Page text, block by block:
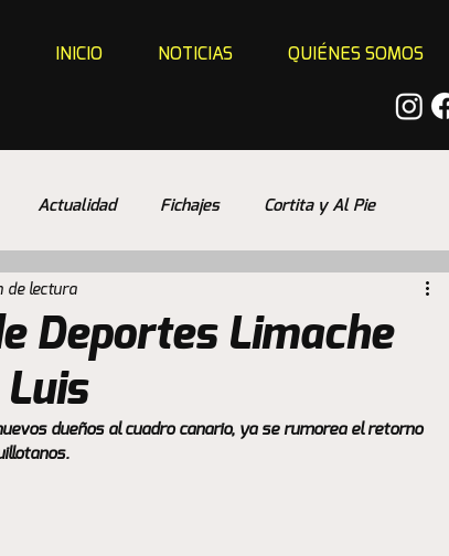
INICIO NOTICIAS QUIÉNES SOMOS
Actualidad Fichajes Cortita y Al Pie
Deportes Limache
de lectura
dueños al cuadro canario, ya se rumorea el retorno